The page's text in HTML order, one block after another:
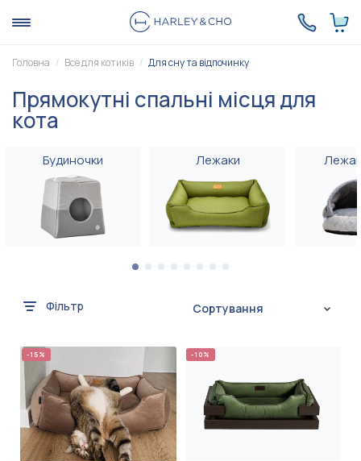
Головна Все для котиків Для сну та відпочинку
Прямокутні спальні місця для
кота
Будиночки Лежаки
Фільтр Сортування
-15% -10%